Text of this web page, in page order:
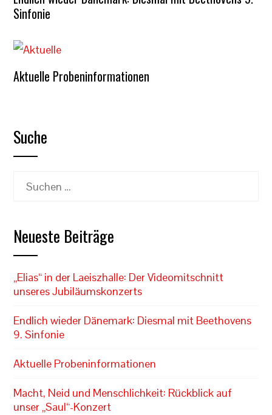
Sinfonie
Aktuelle Probeninformationen
Suche
Suchen
Neueste Beiträge
„Elias“ in der Laeiszhalle: Der Videomitschnitt
unseres Jubiläumskonzerts
Endlich wieder Dänemark: Diesmal mit Beethovens
9. Sinfonie
Aktuelle Probeninformationen
Macht, Neid und Menschlichkeit: Rückblick auf
unser „Saul“-Konzert